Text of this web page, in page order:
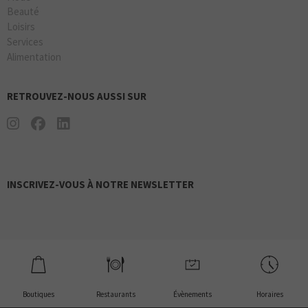
Beauté
Loisirs
Services
Alimentation
RETROUVEZ-NOUS AUSSI SUR
INSCRIVEZ-VOUS À NOTRE NEWSLETTER
Boutiques Restaurants Évènements Horaires